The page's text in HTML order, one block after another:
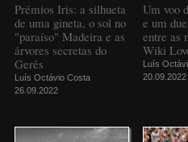
Prémios Iris: a silhueta
de uma gineta, o sol no
"paraíso" Madeira e as
árvores secretas do
Gerês
Luís Octávio Costa
26.09.2022
Um voo
e um
entre as
Wiki
Luís
20.09.2022